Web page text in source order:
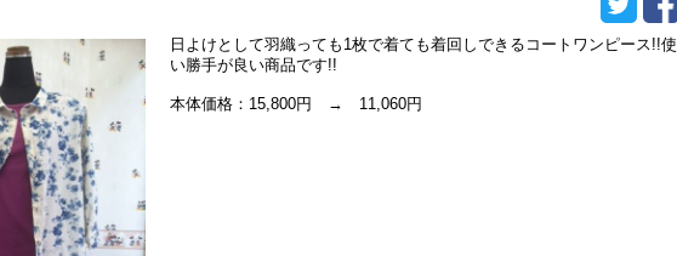
日よけとして羽織っても1枚で着ても着回しできるコートワンピース!!使
い勝手が良い商品です!!
本体価格：15,800円 → 11,060円